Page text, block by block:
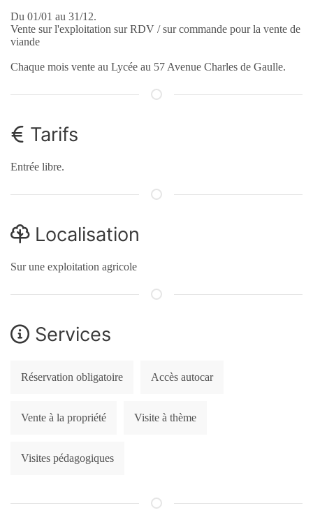
Du 01/01 au 31/12.
Vente sur l'exploitation sur RDV / sur commande pour la vente de
viande
Chaque mois vente au Lycée au 57 Avenue Charles de Gaulle.
Tarifs
Entrée libre.
Localisation
Sur une exploitation agricole
Services
Réservation obligatoire Accès autocar
Vente à la propriété Visite à thème
Visites pédagogiques